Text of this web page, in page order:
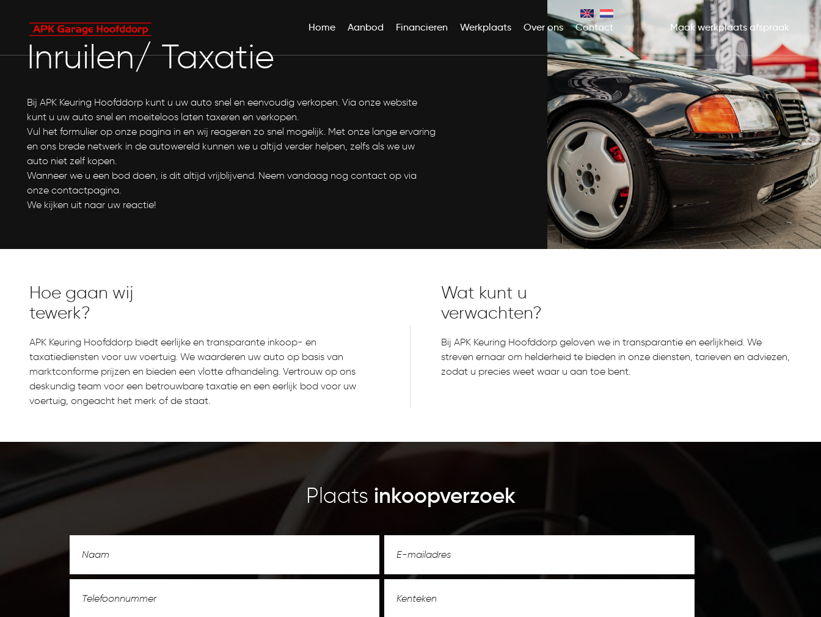
Home Aanbod Financieren Werkplaats Over ons Contact Maak werkplaats afspraak
Inruilen/ Taxatie
Bij APK Keuring Hoofddorp kunt u uw auto snel en eenvoudig verkopen. Via onze website
kunt u uw auto snel en moeiteloos laten taxeren en verkopen.
Vul het formulier op onze pagina in en wij reageren zo snel mogelijk. Met onze lange ervaring
en ons brede netwerk in de autowereld kunnen we u altijd verder helpen, zelfs als we uw
auto niet zelf kopen.
Wanneer we u een bod doen, is dit altijd vrijblijvend. Neem vandaag nog contact op via
onze contactpagina.
We kijken uit naar uw reactie!
Hoe gaan wij
tewerk?
APK Keuring Hoofddorp biedt eerlijke en transparante inkoop- en
taxatiediensten voor uw voertuig. We waarderen uw auto op basis van
marktconforme prijzen en bieden een vlotte afhandeling. Vertrouw op ons
deskundig team voor een betrouwbare taxatie en een eerlijk bod voor uw
voertuig, ongeacht het merk of de staat.
Wat kunt u
verwachten?
Bij APK Keuring Hoofddorp geloven we in transparantie en eerlijkheid. We
streven ernaar om helderheid te bieden in onze diensten, tarieven en adviezen,
zodat u precies weet waar u aan toe bent.
Plaats inkoopverzoek